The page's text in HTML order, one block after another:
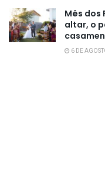
Mês dos
altar, o
6 DE